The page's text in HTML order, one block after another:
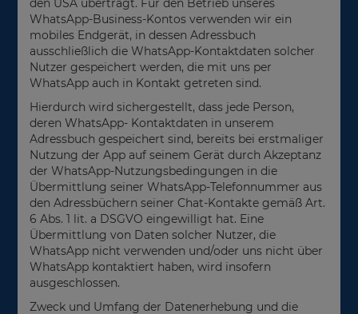
den USA überträgt. Für den Betrieb unseres
WhatsApp-Business-Kontos verwenden wir ein
mobiles Endgerät, in dessen Adressbuch
ausschließlich die WhatsApp-Kontaktdaten solcher
Nutzer gespeichert werden, die mit uns per
WhatsApp auch in Kontakt getreten sind.
Hierdurch wird sichergestellt, dass jede Person,
deren WhatsApp- Kontaktdaten in unserem
Adressbuch gespeichert sind, bereits bei erstmaliger
Nutzung der App auf seinem Gerät durch Akzeptanz
der WhatsApp-Nutzungsbedingungen in die
Übermittlung seiner WhatsApp-Telefonnummer aus
den Adressbüchern seiner Chat-Kontakte gemäß Art.
6 Abs. 1 lit. a DSGVO eingewilligt hat. Eine
Übermittlung von Daten solcher Nutzer, die
WhatsApp nicht verwenden und/oder uns nicht über
WhatsApp kontaktiert haben, wird insofern
ausgeschlossen.
Zweck und Umfang der Datenerhebung und die